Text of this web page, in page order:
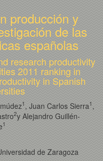
producción y
de las
españolas
research productivity
2011 ranking in
in Spanish
1 , Juan Carlos Sierra1 ,
2y Alejandro Guillén-
1
de Zaragoza